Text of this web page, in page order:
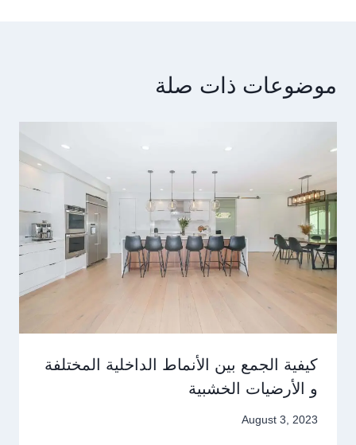
موضوعات ذات صلة
كيفية الجمع بين الأنماط الداخلية المختلفة
و الأرضيات الخشبية
August 3, 2023